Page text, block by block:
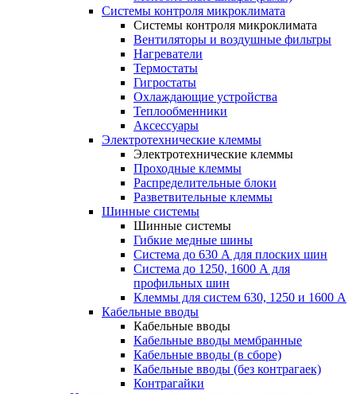
Системы контроля микроклимата
Системы контроля микроклимата
Вентиляторы и воздушные фильтры
Нагреватели
Термостаты
Гигростаты
Охлаждающие устройства
Теплообменники
Аксессуары
Электротехнические клеммы
Электротехнические клеммы
Проходные клеммы
Распределительные блоки
Разветвительные клеммы
Шинные системы
Шинные системы
Гибкие медные шины
Система до 630 А для плоских шин
Система до 1250, 1600 А для
профильных шин
Клеммы для систем 630, 1250 и 1600 А
Кабельные вводы
Кабельные вводы
Кабельные вводы мембранные
Кабельные вводы (в сборе)
Кабельные вводы (без контрагаек)
Контрагайки